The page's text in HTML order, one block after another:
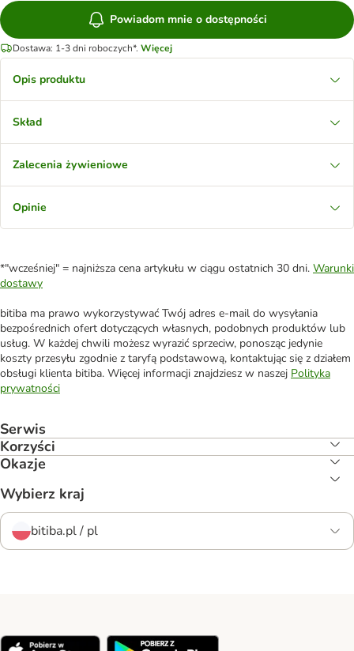
Powiadom mnie o dostępności
Dostawa: 1-3 dni roboczych*. Więcej
Opis produktu
Skład
Zalecenia żywieniowe
Opinie
*"wcześniej" = najniższa cena artykułu w ciągu ostatnich 30 dni. Warunki
dostawy
bitiba ma prawo wykorzystywać Twój adres e-mail do wysyłania
bezpośrednich ofert dotyczących własnych, podobnych produktów lub
usług. W każdej chwili możesz wyrazić sprzeciw, ponosząc jedynie
koszty przesyłu zgodnie z taryfą podstawową, kontaktując się z działem
obsługi klienta bitiba. Więcej informacji znajdziesz w naszej Polityka
prywatności
Serwis
Korzyści
Okazje
Wybierz kraj
bitiba.pl / pl